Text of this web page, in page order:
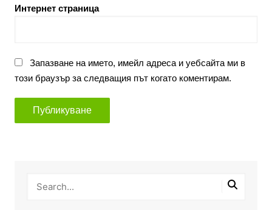
Интернет страница
Запазване на името, имейл адреса и уебсайта ми в
този браузър за следващия път когато коментирам.